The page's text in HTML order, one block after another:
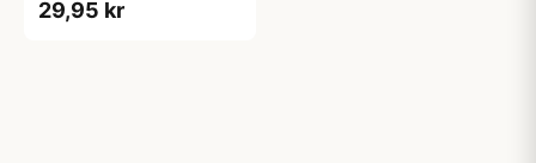
29,95 kr